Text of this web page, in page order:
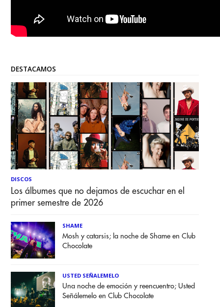
DESTACAMOS
DISCOS
Los álbumes que no dejamos de escuchar en el
primer semestre de 2026
SHAME
Mosh y catarsis; la noche de Shame en Club
Chocolate
USTED SEÑALEMELO
Una noche de emoción y reencuentro; Usted
Señálemelo en Club Chocolate